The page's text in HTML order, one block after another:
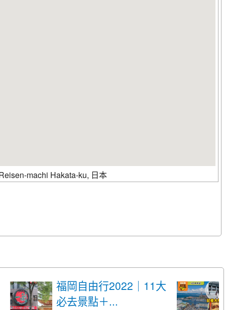
machi Hakata-ku, 日本
福岡自由行2022｜11大
必去景點＋...